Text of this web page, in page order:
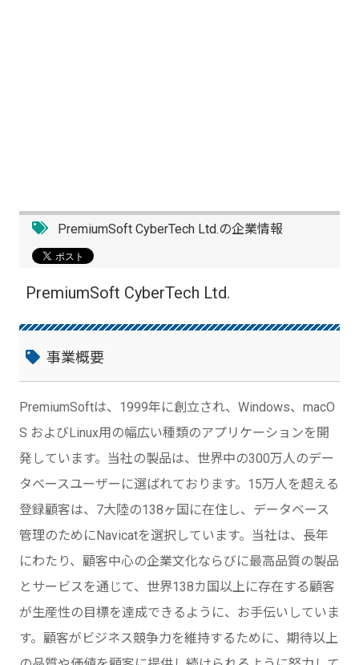
PremiumSoft CyberTech Ltd.の企業情報
PremiumSoft CyberTech Ltd.
事業概要
PremiumSoftは、1999年に創立され、Windows、macO
S およびLinux用の幅広い種類のアプリケーションを開
発しています。当社の製品は、世界中の300万人のデー
タベースユーザーに選ばれております。15万人を超える
登録顧客は、7大陸の138ヶ国に在住し、データベース
管理のためにNavicatを選択しています。当社は、長年
にわたり、顧客中心の企業文化ならびに最高品質の製品
とサービスを通じて、世界138カ国以上に存在する顧客
が生産性の目標を達成できるように、お手伝いしていま
す。顧客がビジネス競争力を維持するために、期待以上